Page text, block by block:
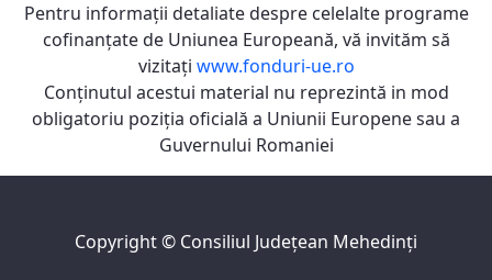
Pentru informaţii detaliate despre celelalte programe
cofinanţate de Uniunea Europeană, vă invităm să
vizitaţi www.fonduri-ue.ro
Conţinutul acestui material nu reprezintă in mod
obligatoriu poziţia oficială a Uniunii Europene sau a
Guvernului Romaniei
Copyright © Consiliul Judeţean Mehedinţi